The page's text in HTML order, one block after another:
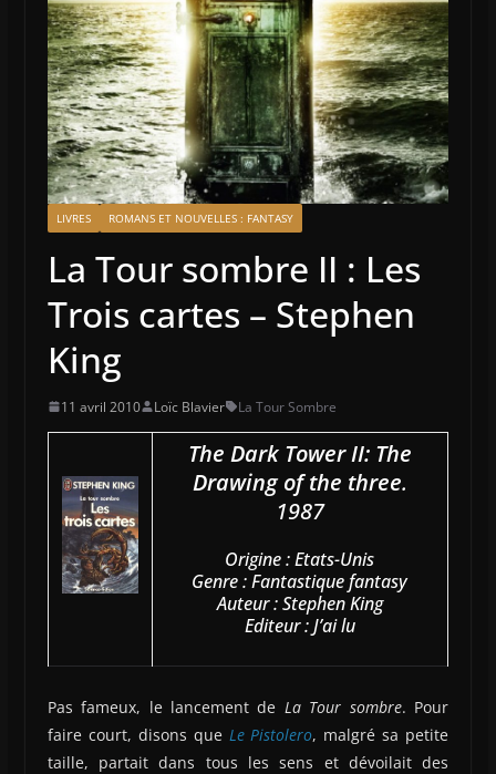
LIVRES ROMANS ET NOUVELLES : FANTASY
La Tour sombre II : Les
Trois cartes – Stephen
King
11 avril 2010 Loïc Blavier La Tour Sombre
The Dark Tower II: The
Drawing of the three.
1987
Origine : Etats-Unis
Genre : Fantastique fantasy
Auteur : Stephen King
Editeur : J’ai lu
Pas fameux, le lancement de La Tour sombre. Pour
faire court, disons que Le Pistolero, malgré sa petite
taille, partait dans tous les sens et dévoilait des